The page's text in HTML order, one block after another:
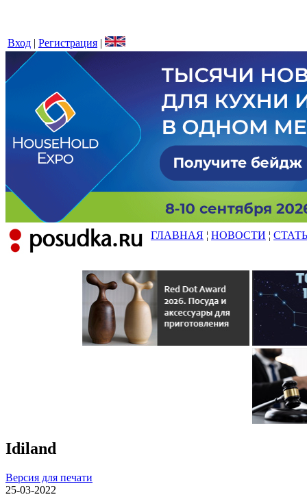
Вход | Регистрация |
ГЛАВНАЯ ¦ НОВОСТИ ¦
Idiland
Версия для печати
25-03-2022